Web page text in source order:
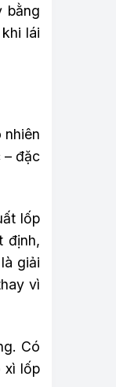
bằng
lái
nhiên
– đặc
lốp
định,
giải
vì
Có
xì lốp